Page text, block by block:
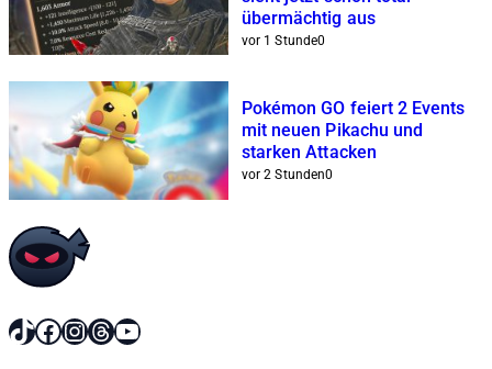
übermächtig aus
vor 1 Stunde0
Pokémon GO feiert 2 Events
mit neuen Pikachu und
starken Attacken
vor 2 Stunden0
TikTok
Facebook
Instagram
Threads
YouTube